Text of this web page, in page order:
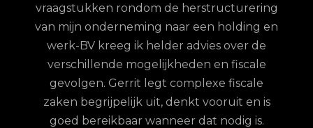
vraagstukken rondom de herstructurering
van mijn onderneming naar een holding en
werk-BV kreeg ik helder advies over de
verschillende mogelijkheden en fiscale
gevolgen. Gerrit legt complexe fiscale
zaken begrijpelijk uit, denkt vooruit en is
goed bereikbaar wanneer dat nodig is.